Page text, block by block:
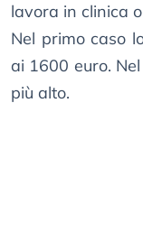
lavora in clinica
Nel primo caso
ai 1600 euro.
più alto.